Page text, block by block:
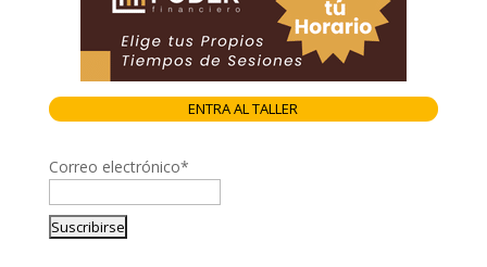
ENTRA AL TALLER
Correo electrónico*